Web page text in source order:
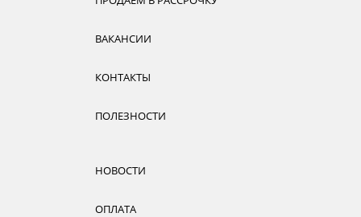
ВАКАНСИИ
КОНТАКТЫ
ПОЛЕЗНОСТИ
НОВОСТИ
ОПЛАТА